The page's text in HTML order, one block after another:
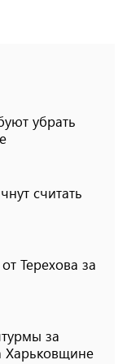
убрать
считать
Терехова за
за
Харьковщине